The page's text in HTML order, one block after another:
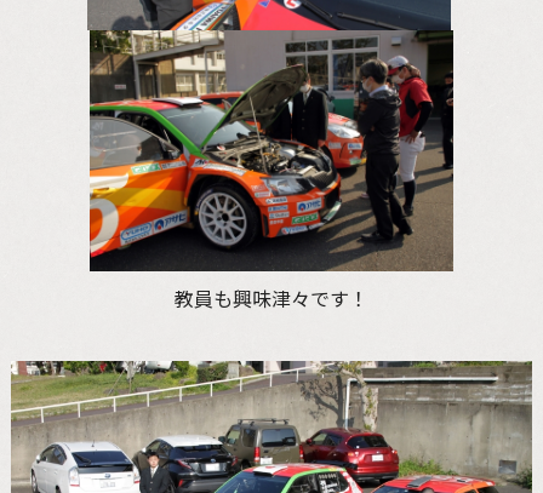
教員も興味津々です！